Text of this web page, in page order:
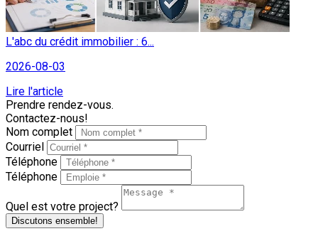
L'abc du crédit immobilier : 6...
2026-08-03
Lire l'article
Prendre rendez-vous.
Contactez-nous!
Nom complet
Courriel
Téléphone
Téléphone
Quel est votre project?
Discutons ensemble!